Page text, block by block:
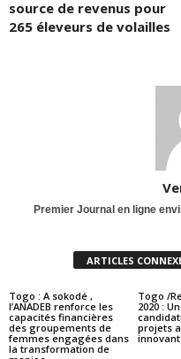
source de revenus pour
265 éleveurs de volailles
Premier Journal en ligne
ARTICLES
Togo : A sokodé ,
l’ANADEB renforce les
capacités financières
des groupements de
femmes engagées dans
la transformation de
Togo /
2020 :
projets